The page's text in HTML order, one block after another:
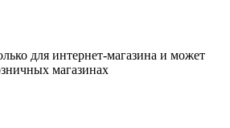
для интернет-магазина и может
магазинах